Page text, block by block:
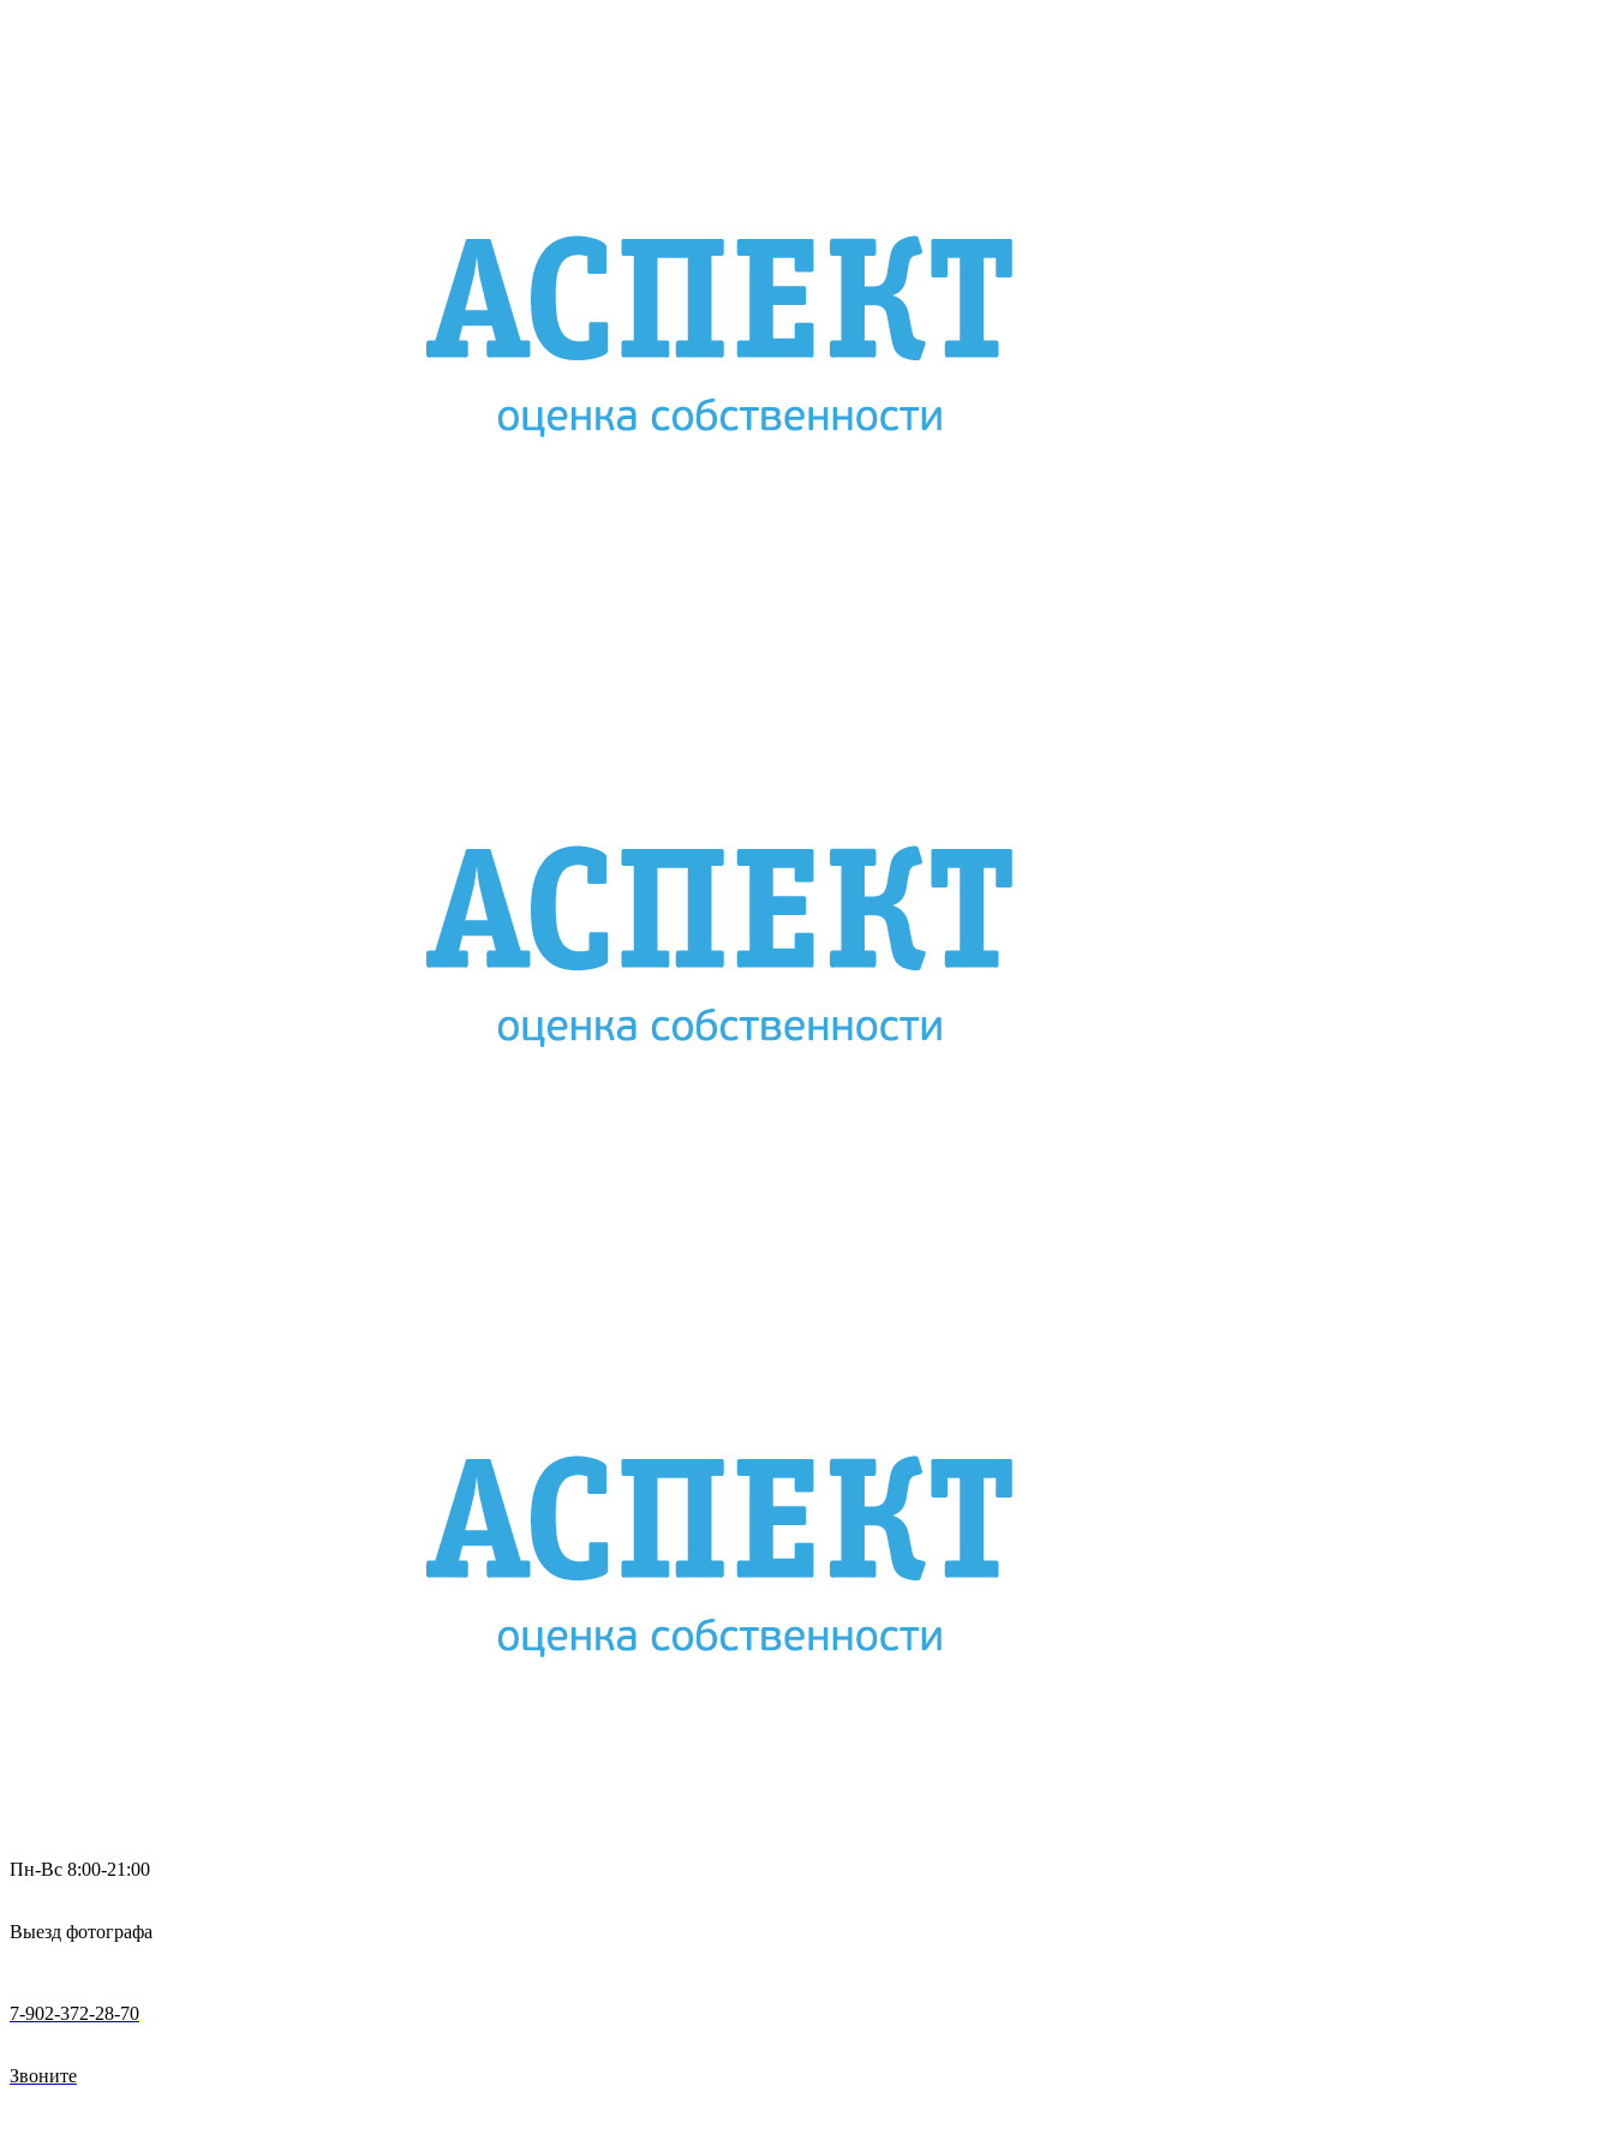
Пн-Вс 8:00-21:00
Выезд фотографа
7-902-372-28-70
Звоните